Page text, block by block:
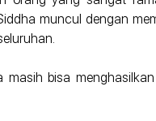
muncul dengan
bisa